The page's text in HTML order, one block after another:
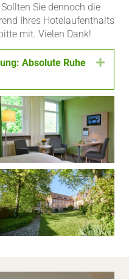
Sollten Sie dennoch die
Ihres Hotelaufenthalts
mit. Vielen Dank!
Absolute Ruhe